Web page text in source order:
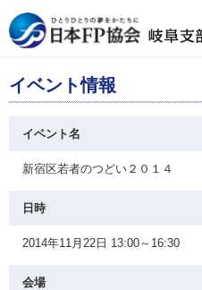
イベント情報
イベント名
新宿区若者のつどい２０１４
日時
2014年11月22日 13:00～16:30
会場